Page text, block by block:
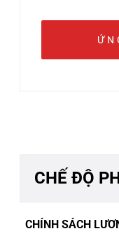
CHẾ ĐỘ
CHÍNH SÁCH